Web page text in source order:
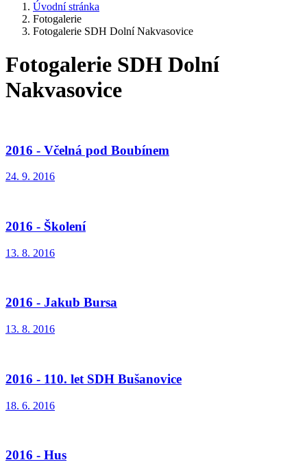
Úvodní stránka
Fotogalerie
Fotogalerie SDH Dolní Nakvasovice
Fotogalerie SDH Dolní
Nakvasovice
2016 - Včelná pod Boubínem
24. 9. 2016
2016 - Školení
13. 8. 2016
2016 - Jakub Bursa
13. 8. 2016
2016 - 110. let SDH Bušanovice
18. 6. 2016
2016 - Hus